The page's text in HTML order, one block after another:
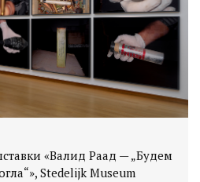
«Валид Раад — „Будем
Stedelijk Museum